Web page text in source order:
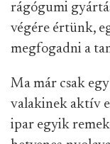
rágógumi
végére értünk,
megfogadni a
Ma már csak
valakinek aktív
ipar egyik